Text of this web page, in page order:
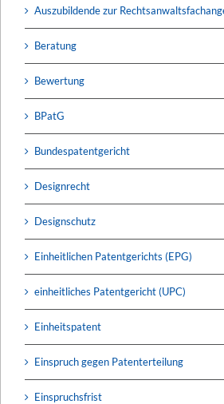
Auszubildende zur
Beratung
Bewertung
BPatG
Bundespatentgericht
Designrecht
Designschutz
Einheitlichen Patentgerichts (EPG)
einheitliches Patentgericht (UPC)
Einheitspatent
Einspruch gegen Patenterteilung
Einspruchsfrist